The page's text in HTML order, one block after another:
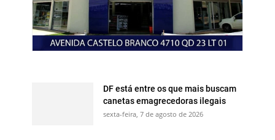
DF está entre os que mais buscam
canetas emagrecedoras ilegais
sexta-feira, 7 de agosto de 2026